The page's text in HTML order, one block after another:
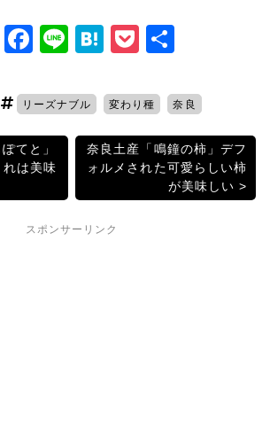
T
itt
er
F
c
e
b
o
o
k
Li
e
H
e
n
a
P
c
k
et
リーズナブル 変わり種 奈良
てと」
は美味
奈良土産「鳴鐘の柿」デフ
ォルメされた可愛らしい柿
が美味しい
スポンサーリンク